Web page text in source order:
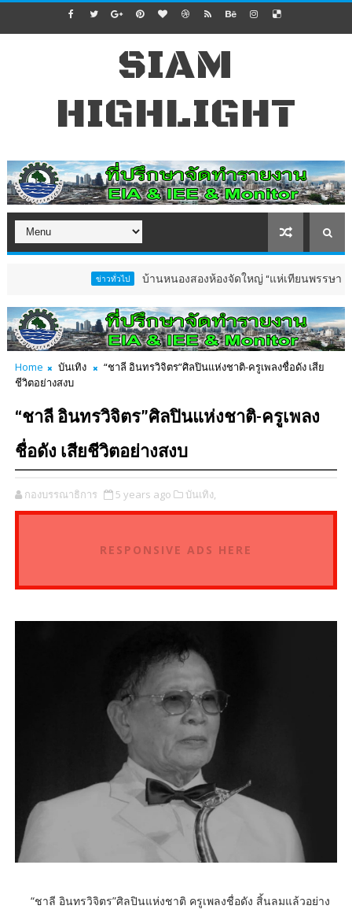
SIAM
HIGHLIGHT
บ้านหนองสองห้องจัดใหญ่ “แห่เทียนพรรษา–ผ้าป่าซาเล้
Home บันเทิง
“ชาลี อินทรวิจิตร”ศิลปินแห่งชาติ-ครูเพลงชื่อดัง เสีย
ชีวิตอย่างสงบ
“ชาลี อินทรวิจิตร”ศิลปินแห่งชาติ-ครูเพลง
ชื่อดัง เสียชีวิตอย่างสงบ
กองบรรณาธิการ 5 years ago บันเทิง,
RESPONSIVE ADS HERE
“ชาลี อินทรวิจิตร”ศิลปินแห่งชาติ ครูเพลงชื่อดัง สิ้นลมแล้วอย่าง